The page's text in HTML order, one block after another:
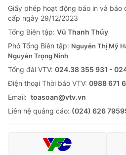
Giấy phép hoạt động báo in và báo
cấp ngày 29/12/2023
Tổng Biên tập: Vũ Thanh Thủy
Phó Tổng Biên tập: Nguyễn Thị Mỹ
Nguyễn Trọng Ninh
Tổng đài VTV: 024.38 355 931 -
Ðiện thoại Thời báo VTV: 0988 671
Email: toasoan@vtv.vn
Liên hệ quảng cáo: (024) 626